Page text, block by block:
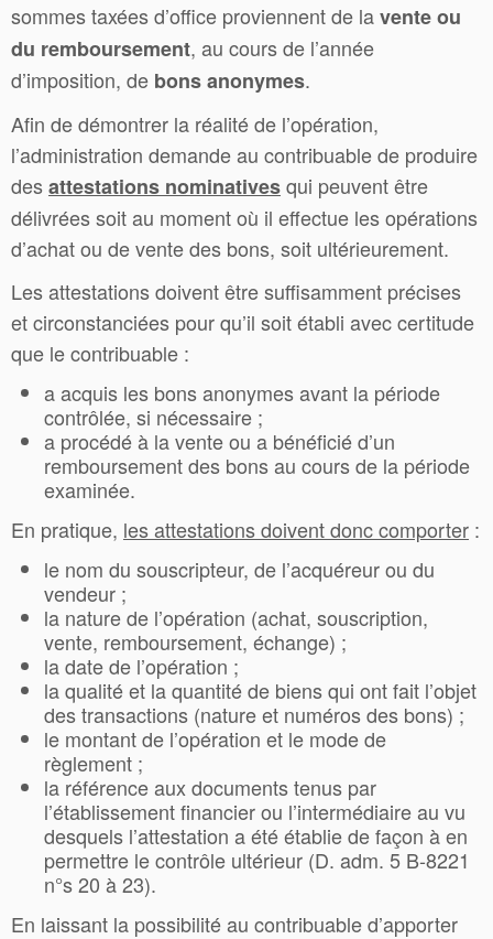
sommes taxées d’office proviennent de lavente ou
du remboursement, au cours de l’année
d’imposition, de bons anonymes.
Afin de démontrer la réalité de l’opération,
l’administration demande au contribuable de produire
desattestations nominativesqui peuvent être
délivrées soit au moment où il effectue les opérations
d’achat ou de vente des bons, soit ultérieurement.
Les attestations doivent être suffisamment précises
et circonstanciées pour qu’il soit établi avec certitude
que le contribuable :
a acquis les bons anonymes avant la période
contrôlée, si nécessaire ;
a procédé à la vente ou a bénéficié d’un
remboursement des bons au cours de la période
examinée.
En pratique, les attestations doivent donc comporter :
le nom du souscripteur, de l’acquéreur ou du
vendeur ;
la nature de l’opération (achat, souscription,
vente, remboursement, échange) ;
la date de l’opération ;
la qualité et la quantité de biens qui ont fait l’objet
des transactions (nature et numéros des bons) ;
le montant de l’opération et le mode de
règlement ;
la référence aux documents tenus par
l’établissement financier ou l’intermédiaire au vu
desquels l’attestation a été établie de façon à en
permettre le contrôle ultérieur (D. adm. 5 B-8221
n°s 20 à 23).
En laissant la possibilité au contribuable d’apporter